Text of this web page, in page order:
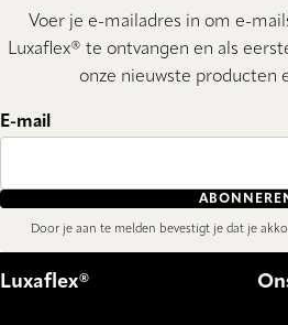
Voer je e-mailadres in om e-
Luxaflex® te ontvangen en als
onze nieuwste producten
E-mail
Door je aan te melden bevestigt je dat je
Luxaflex®